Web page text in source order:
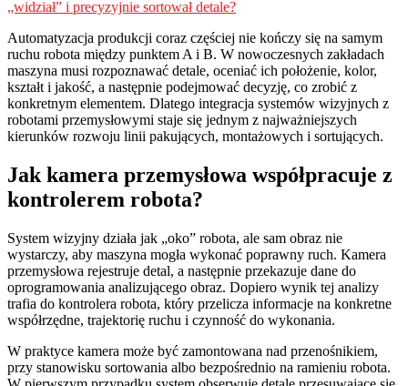
Automatyzacja produkcji coraz częściej nie kończy się na samym
ruchu robota między punktem A i B. W nowoczesnych zakładach
maszyna musi rozpoznawać detale, oceniać ich położenie, kolor,
kształt i jakość, a następnie podejmować decyzję, co zrobić z
konkretnym elementem. Dlatego integracja systemów wizyjnych z
robotami przemysłowymi staje się jednym z najważniejszych
kierunków rozwoju linii pakujących, montażowych i sortujących.
Jak kamera przemysłowa współpracuje z
kontrolerem robota?
System wizyjny działa jak „oko” robota, ale sam obraz nie
wystarczy, aby maszyna mogła wykonać poprawny ruch. Kamera
przemysłowa rejestruje detal, a następnie przekazuje dane do
oprogramowania analizującego obraz. Dopiero wynik tej analizy
trafia do kontrolera robota, który przelicza informacje na konkretne
współrzędne, trajektorię ruchu i czynność do wykonania.
W praktyce kamera może być zamontowana nad przenośnikiem,
przy stanowisku sortowania albo bezpośrednio na ramieniu robota.